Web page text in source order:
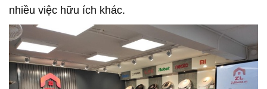
nhiều việc hữu ích khác.